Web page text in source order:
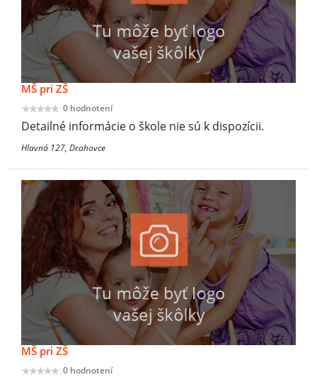
MŠ pri ZŠ
0 hodnotení
Detailné informácie o škole nie sú k dispozícii.
Hlavná 127, Drahovce
MŠ pri ZŠ
0 hodnotení